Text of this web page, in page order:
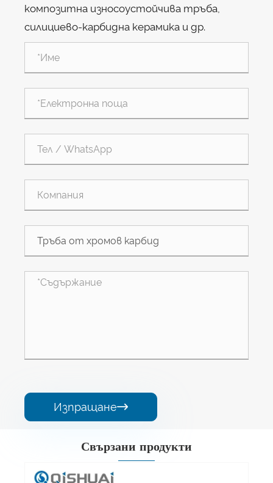
композитна износоустойчива тръба,
силициево-карбидна керамика и др.
Изпращане
Свързани продукти